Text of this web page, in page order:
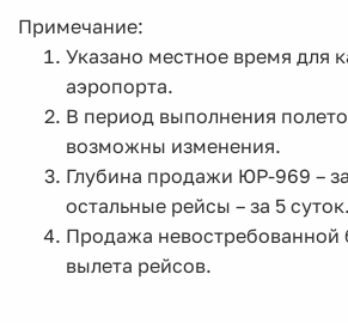
Примечание:
Указано местное время для
аэропорта.
В период выполнения
возможны изменения.
Глубина продажи ЮР-969 –
остальные рейсы – за 5 суток.
Продажа невостребованной
вылета рейсов.